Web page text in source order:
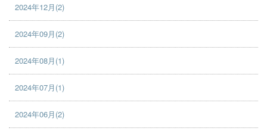
2024年12月(2)
2024年09月(2)
2024年08月(1)
2024年07月(1)
2024年06月(2)